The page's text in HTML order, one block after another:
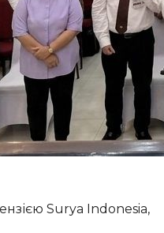
Surya Indonesia,